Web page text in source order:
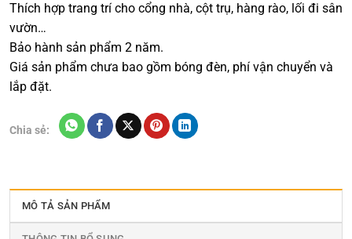
Thích hợp trang trí cho cổng nhà, cột trụ, hàng rào, lối đi sân
vườn…
Bảo hành sản phẩm 2 năm.
Giá sản phẩm chưa bao gồm bóng đèn, phí vận chuyển và
lắp đặt.
Chia sẻ:
MÔ TẢ SẢN PHẨM